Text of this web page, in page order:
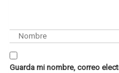
Guarda mi nombre, correo